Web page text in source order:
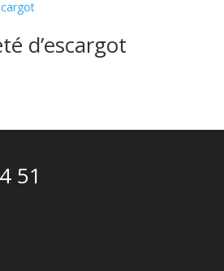
d’escargot
51